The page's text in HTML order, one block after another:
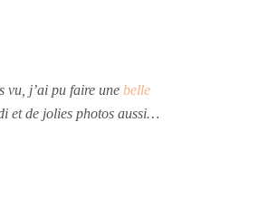
vu, j’ai pu faire une belle
et de jolies photos aussi…